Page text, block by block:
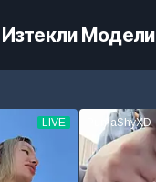
Изтекли Модели